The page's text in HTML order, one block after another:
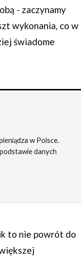
- zaczynamy
wykonania, co w
świadome
w Polsce.
danych
to nie powrót do